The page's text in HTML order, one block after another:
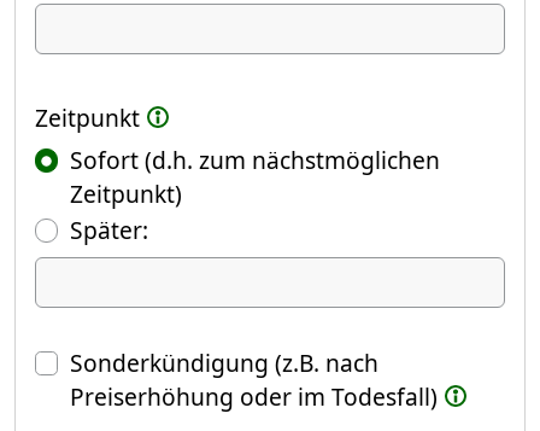
Ich kündige Folgendes
Zeitpunkt
Sofort (d.h. zum nächstmöglichen
Zeitpunkt)
Später:(Fokus springt automatisch ins
Datum
Sonderkündigung (z.B. nach
Preiserhöhung oder im Todesfall)